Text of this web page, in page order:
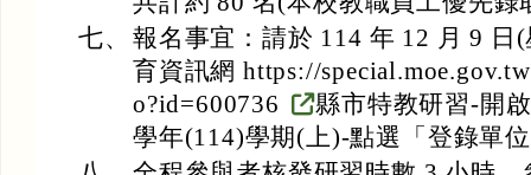
七、 報名事宜：請於 114 年 12 月 9 日
育資訊網 https://
o?id=600736
縣市特教研習-開
學年(114)學期(上)-點選「登錄單